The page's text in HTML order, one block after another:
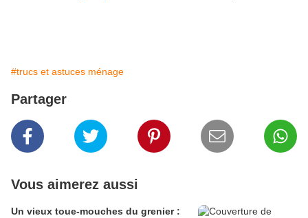
#trucs et astuces ménage
Partager
Vous aimerez aussi
Un vieux toue-mouches du grenier :